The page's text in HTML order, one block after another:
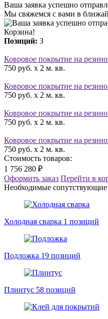
Ваша заявка успешно
Мы свяжемся с вами в
Корзина!
Позиций: 3
Ковровое покрытие на
750 руб. x 2 м. кв.
Ковровое покрытие на
750 руб. x 2 м. кв.
Ковровое покрытие на
750 руб. x 2 м. кв.
Ковровое покрытие на
750 руб. x 2 м. кв.
Стоимость товаров:
1 756 280 ₽
Оформить заказ Перейти в
Необходимые
Холодная сварка 1 позиций
Подложка 19 позиций
Плинтус 58 позиций